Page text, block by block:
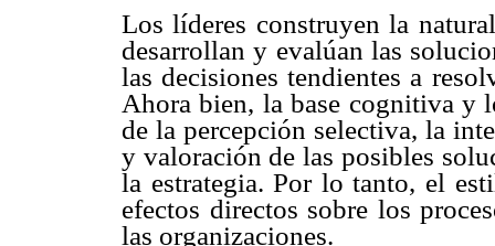
Los líderes construyen la
desarrollan y evalúan las
las decisiones tendientes a
Ahora bien, la base cognitiva y
de la percepción selectiva, la
y valoración de las posibles
la estrategia. Por lo tanto, el
efectos directos sobre los
las organizaciones.